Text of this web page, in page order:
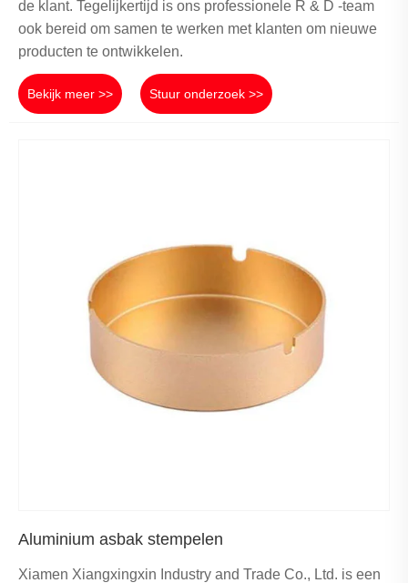
de klant. Tegelijkertijd is ons professionele R & D -team
ook bereid om samen te werken met klanten om nieuwe
producten te ontwikkelen.
Bekijk meer >> Stuur onderzoek >>
Aluminium asbak stempelen
Xiamen Xiangxingxin Industry and Trade Co., Ltd. is een